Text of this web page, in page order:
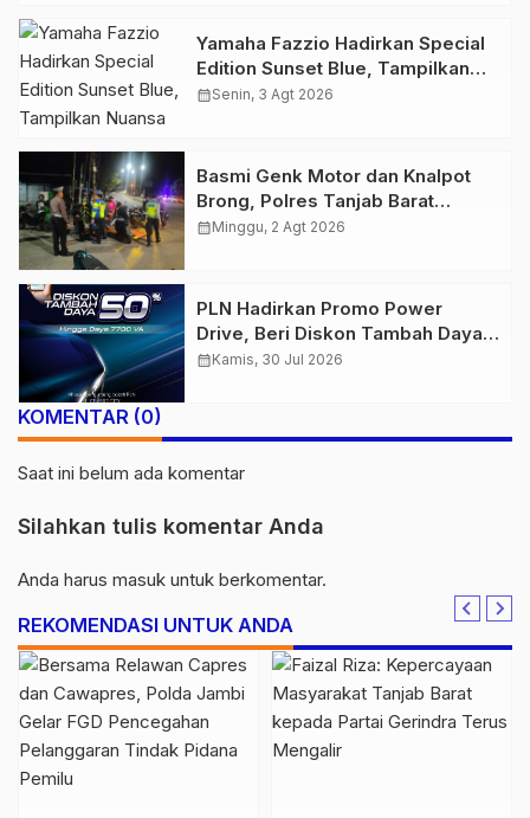
Yamaha Fazzio Hadirkan Special
Edition Sunset Blue, Tampilkan
Nuansa Retro Summer yang
calendar_monthSenin, 3 Agt 2026
Basmi Genk Motor dan Knalpot
Brong, Polres Tanjab Barat
Amankan Belasan Kendaraan
calendar_monthMinggu, 2 Agt 2026
PLN Hadirkan Promo Power
Drive, Beri Diskon Tambah Daya
50% di Ajang GIIAS 2026
calendar_monthKamis, 30 Jul 2026
KOMENTAR (0)
Saat ini belum ada komentar
Silahkan tulis komentar Anda
Anda harus masuk untuk berkomentar.
REKOMENDASI UNTUK ANDA